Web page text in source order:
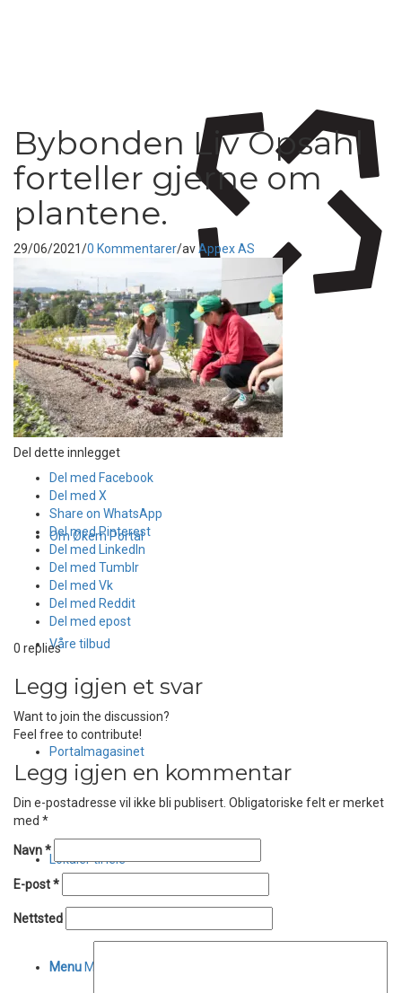
Om Økern Portal
Våre tilbud
Portalmagasinet
Lokaler til leie
Menu Menu
Bybonden Liv Opsahl
forteller gjerne om
plantene.
29/06/2021/0 Kommentarer/avAppex AS
Del dette innlegget
Del med Facebook
Del med X
Share on WhatsApp
Del med Pinterest
Del med LinkedIn
Del med Tumblr
Del med Vk
Del med Reddit
Del med epost
0 replies
Legg igjen et svar
Want to join the discussion?
Feel free to contribute!
Legg igjen en kommentar
Din e-postadresse vil ikke bli publisert. Obligatoriske felt er merket
med *
Navn*
E-post*
Nettsted